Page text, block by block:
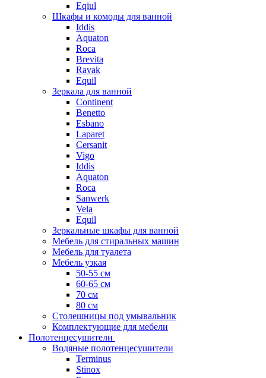
Eqiul
Шкафы и комоды для ванной
Iddis
Aquaton
Roca
Brevita
Ravak
Equil
Зеркала для ванной
Continent
Benetto
Esbano
Laparet
Cersanit
Vigo
Iddis
Aquaton
Roca
Sanwerk
Vela
Equil
Зеркальные шкафы для ванной
Мебель для стиральных машин
Мебель для туалета
Мебель узкая
50-55 см
60-65 см
70 см
80 см
Столешницы под умывальник
Комплектующие для мебели
Полотенцесушители
Водяные полотенцесушители
Terminus
Stinox